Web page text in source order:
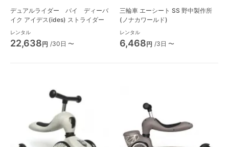
デュアルライダー バイ ディーバ
イク アイデス(ides) ストライダー
レンタル
22,638円 /30日 〜
三輪車 エーシート SS 野中製作所
(ノナカワールド)
レンタル
6,468円 /3日 〜